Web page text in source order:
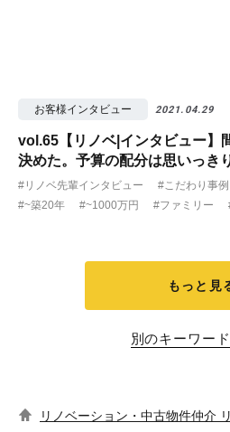
お客様インタビュー 2021.04.29
vol.65【リノベ|インタビュー】
決めた。予算の配分は思いっき
#リノベ先輩インタビュー #こだわり事例
#~築20年
#~1000万円 #ファミリー
もっと見
別のキーワー
リノベーション・中古物件仲介